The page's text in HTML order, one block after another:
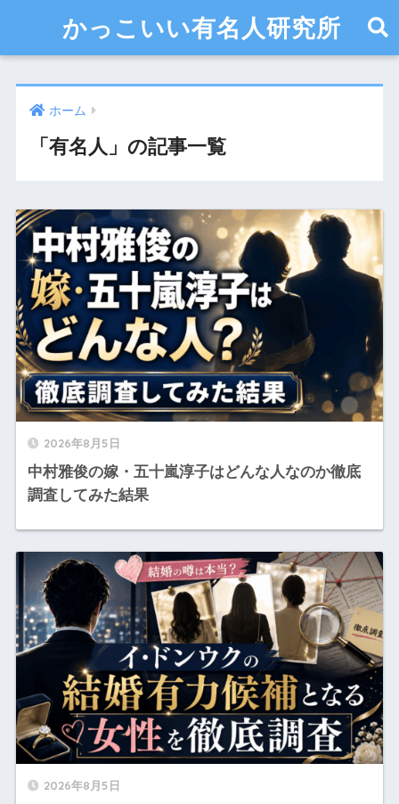
かっこいい有名人研究所
ホーム
「有名人」の記事一覧
2026年8月5日
中村雅俊の嫁・五十嵐淳子はどんな人なのか徹底
調査してみた結果
2026年8月5日